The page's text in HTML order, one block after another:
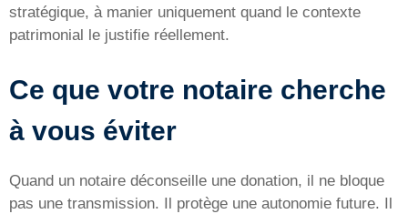
stratégique, à manier uniquement quand le contexte
patrimonial le justifie réellement.
Ce que votre notaire cherche
à vous éviter
Quand un notaire déconseille une donation, il ne bloque
pas une transmission. Il protège une autonomie future. Il